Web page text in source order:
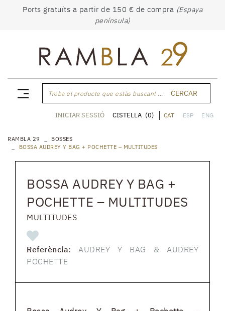
Ports gratuïts a partir de 150 € de compra (Espaya
península)
Troba el producte que estàs buscant ... CERCAR
CAT ESP ENG
INICIAR SESSIÓ CISTELLA (0)
RAMBLA 29
BOSSES
BOSSA AUDREY Y BAG + POCHETTE – MULTITUDES
BOSSA AUDREY Y BAG +
POCHETTE – MULTITUDES
MULTITUDES
Referència:AUDREY Y BAG & AUDREY
POCHETTE